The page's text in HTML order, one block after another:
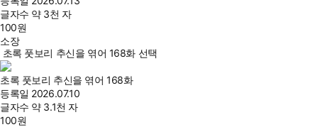
글자수 약 3천 자
100원
소장
초록 풋보리 추신을 엮어 168화 선택
초록 풋보리 추신을 엮어 168화
등록일 2026.07.10
글자수 약 3.1천 자
100원